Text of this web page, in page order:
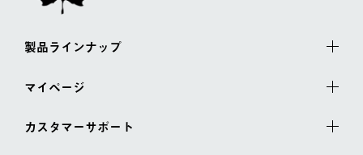
製品ラインナップ
マイページ
カスタマーサポート